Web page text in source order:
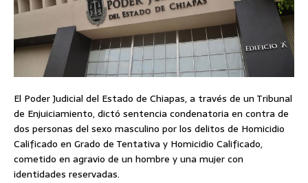
El Poder Judicial del Estado de Chiapas, a través de un Tribunal
de Enjuiciamiento, dictó sentencia condenatoria en contra de
dos personas del sexo masculino por los delitos de Homicidio
Calificado en Grado de Tentativa y Homicidio Calificado,
cometido en agravio de un hombre y una mujer con
identidades reservadas.